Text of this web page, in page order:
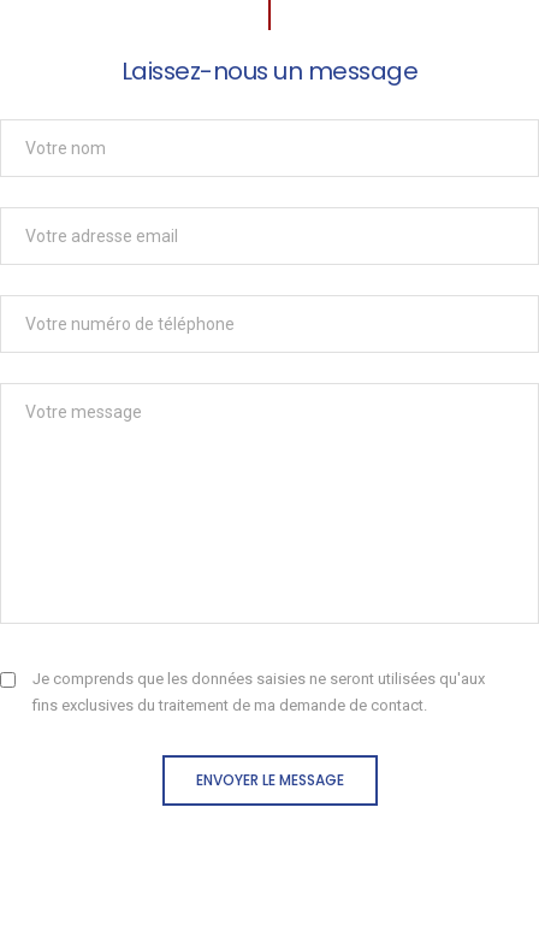
Laissez-nous un message
Je comprends que les données saisies ne seront utilisées qu'aux
fins exclusives du traitement de ma demande de contact.
ENVOYER LE MESSAGE